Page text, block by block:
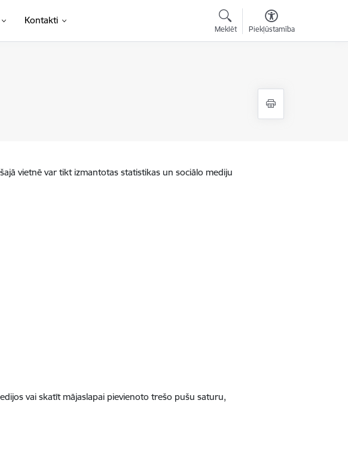
Kontakti
Meklēt Piekļūstamība
vietnē var tikt izmantotas statistikas un sociālo mediju
vai skatīt mājaslapai pievienoto trešo pušu saturu,